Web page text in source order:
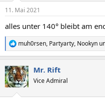
e
:
11. Mai 2021
alles unter 140° bleibt am
R
e
k
t
i
muh0rsen, Partyarty, Nookyn
Mr. Rift
Vice Admiral